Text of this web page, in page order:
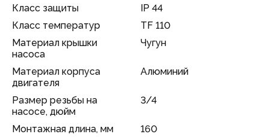
Класс защиты
IP 44
Класс температур
TF 110
Материал крышки
насоса
Чугун
Материал корпуса
двигателя
Алюминий
Размер резьбы на
насосе, дюйм
3/4
Монтажная длина, мм
160